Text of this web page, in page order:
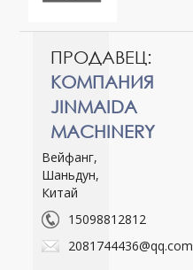
ПРОДАВЕЦ:
КОМПАНИЯ
JINMAIDA
MACHINERY
Вейфанг,
Шаньдун,
Китай
15098812812
2081744436@qq.com